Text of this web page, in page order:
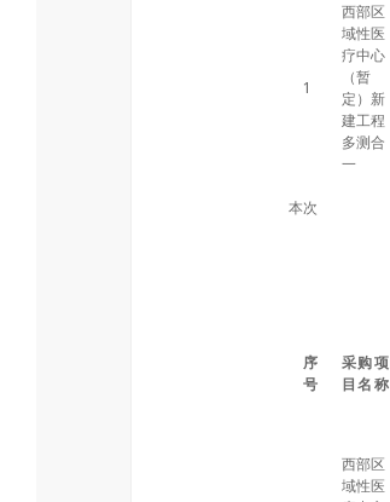
1
西部区
域性医
疗中心
（暂
定）新
建工程
多测合
一
本次
序
号
采购项
目名称
西部区
域性医